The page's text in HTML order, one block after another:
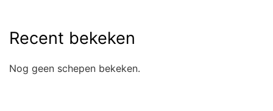
Recent bekeken
Nog geen schepen bekeken.